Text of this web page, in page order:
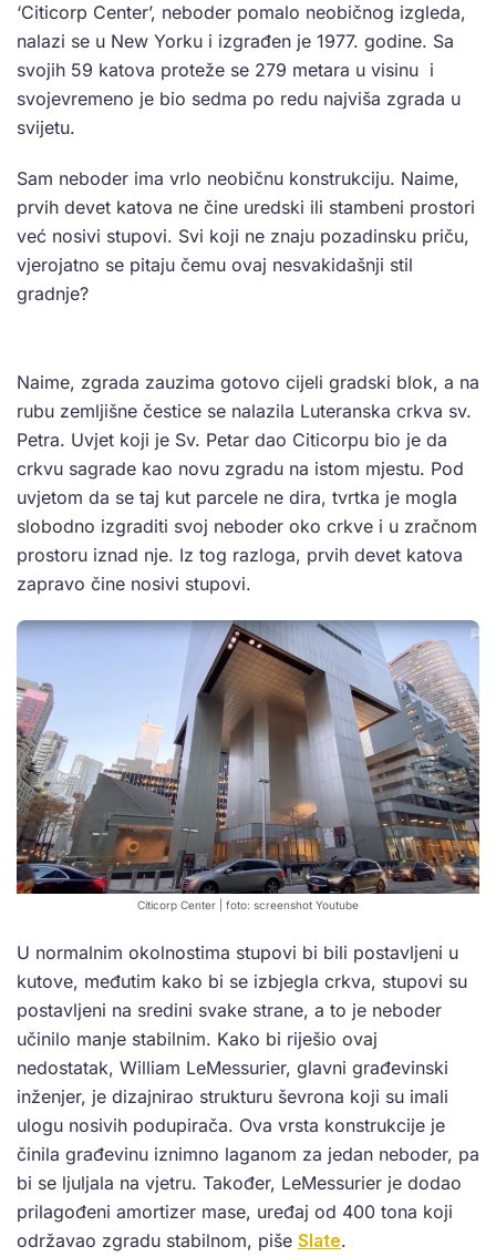
‘Citicorp Center’, neboder pomalo neobičnog izgleda,
nalazi se u New Yorku i izgrađen je 1977. godine. Sa
svojih 59 katova proteže se 279 metara u visinu i
svojevremeno je bio sedma po redu najviša zgrada u
svijetu.
Sam neboder ima vrlo neobičnu konstrukciju. Naime,
prvih devet katova ne čine uredski ili stambeni prostori
već nosivi stupovi. Svi koji ne znaju pozadinsku priču,
vjerojatno se pitaju čemu ovaj nesvakidašnji stil
gradnje?
Naime, zgrada zauzima gotovo cijeli gradski blok, a na
rubu zemljišne čestice se nalazila Luteranska crkva sv.
Petra. Uvjet koji je Sv. Petar dao Citicorpu bio je da
crkvu sagrade kao novu zgradu na istom mjestu. Pod
uvjetom da se taj kut parcele ne dira, tvrtka je mogla
slobodno izgraditi svoj neboder oko crkve i u zračnom
prostoru iznad nje. Iz tog razloga, prvih devet katova
zapravo čine nosivi stupovi.
Citicorp Center | foto: screenshot Youtube
U normalnim okolnostima stupovi bi bili postavljeni u
kutove, međutim kako bi se izbjegla crkva, stupovi su
postavljeni na sredini svake strane, a to je neboder
učinilo manje stabilnim. Kako bi riješio ovaj
nedostatak, William LeMessurier, glavni građevinski
inženjer, je dizajnirao strukturu ševrona koji su imali
ulogu nosivih podupirača. Ova vrsta konstrukcije je
činila građevinu iznimno laganom za jedan neboder, pa
bi se ljuljala na vjetru. Također, LeMessurier je dodao
prilagođeni amortizer mase, uređaj od 400 tona koji
održavao zgradu stabilnom, piše Slate.